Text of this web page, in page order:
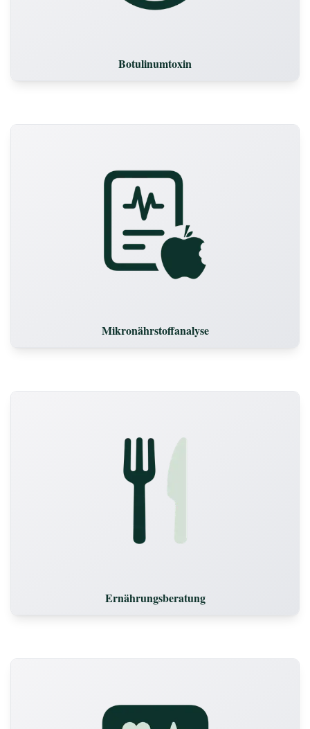
Botulinumtoxin
Mikronährstoffanalyse
Ernährungsberatung